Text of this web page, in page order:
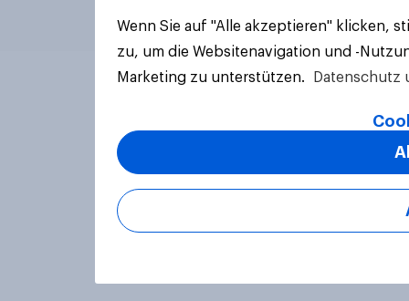
Wenn Sie auf "Alle akzeptieren" klicken,
zu, um die Websitenavigation und -
Marketing zu unterstützen.
Datenschutz